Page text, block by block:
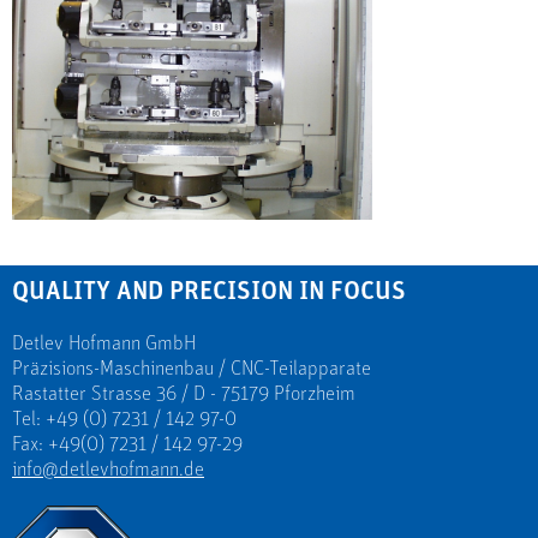
QUALITY AND PRECISION IN FOCUS
Detlev Hofmann GmbH
Präzisions-Maschinenbau / CNC-Teilapparate
Rastatter Strasse 36 / D - 75179 Pforzheim
Tel: +49 (0) 7231 / 142 97-0
Fax: +49(0) 7231 / 142 97-29
info@detlevhofmann.de